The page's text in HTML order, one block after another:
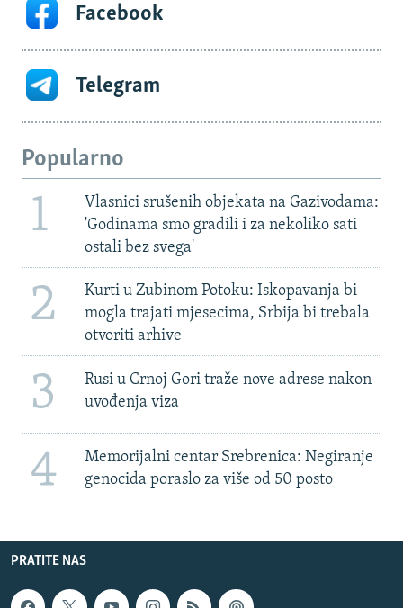
Facebook
Telegram
Popularno
1
Vlasnici srušenih objekata na Gazivodama:
'Godinama smo gradili i za nekoliko sati
ostali bez svega'
2
Kurti u Zubinom Potoku: Iskopavanja bi
mogla trajati mjesecima, Srbija bi trebala
otvoriti arhive
3
Rusi u Crnoj Gori traže nove adrese nakon
uvođenja viza
4
Memorijalni centar Srebrenica: Negiranje
genocida poraslo za više od 50 posto
PRATITE NAS